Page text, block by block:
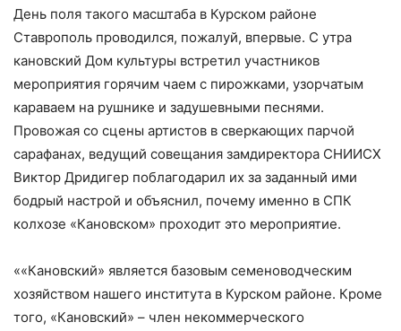
День поля такого масштаба в Курском районе
Ставрополь проводился, пожалуй, впервые. С утра
кановский Дом культуры встретил участников
мероприятия горячим чаем с пирожками, узорчатым
караваем на рушнике и задушевными песнями.
Провожая со сцены артистов в сверкающих парчой
сарафанах, ведущий совещания замдиректора СНИИСХ
Виктор Дридигер поблагодарил их за заданный ими
бодрый настрой и объяснил, почему именно в СПК
колхозе «Кановском» проходит это мероприятие.
««Кановский» является базовым семеноводческим
хозяйством нашего института в Курском районе. Кроме
того, «Кановский» – член некоммерческого